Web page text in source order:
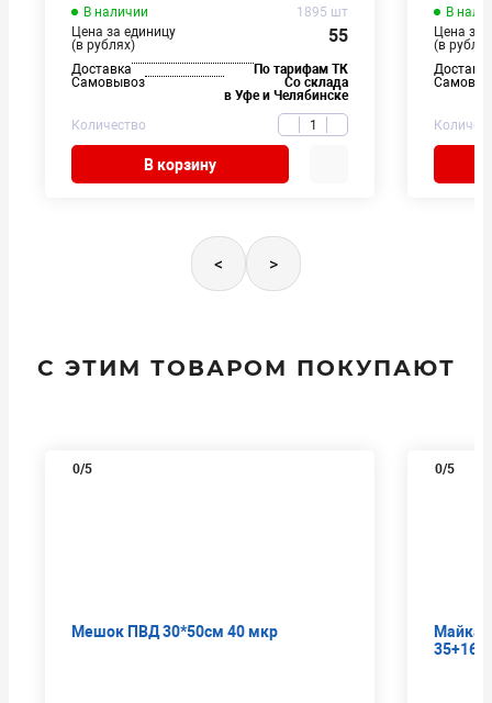
В наличии
1895 шт
Цена за единицу
(в рублях)
55
Доставка
По тарифам ТК
Самовывоз
Со склада
в Уфе и Челябинске
Количество
В корзину
В
Цена за
(в
< >
С ЭТИМ ТОВАРОМ ПОКУПАЮТ
0/5
Мешок ПВД 30*50см 40 мкр
0/5
Майка